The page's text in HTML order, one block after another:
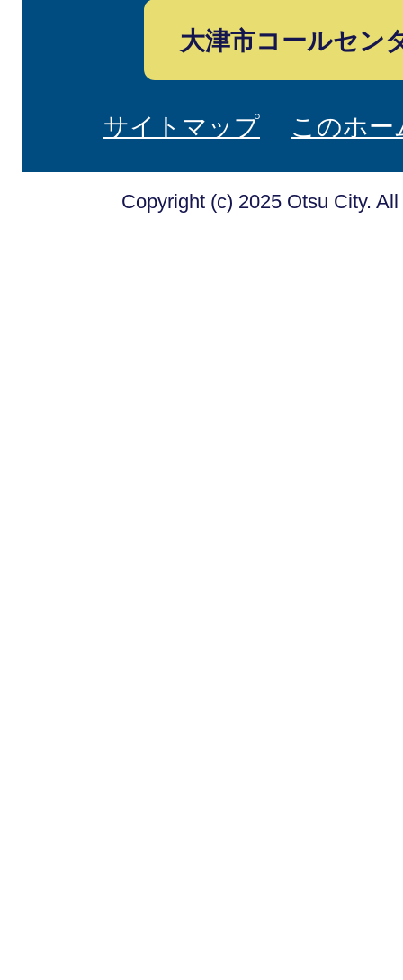
大津市コールセン
サイトマップ このホ
Copyright (c) 2025 Otsu City.